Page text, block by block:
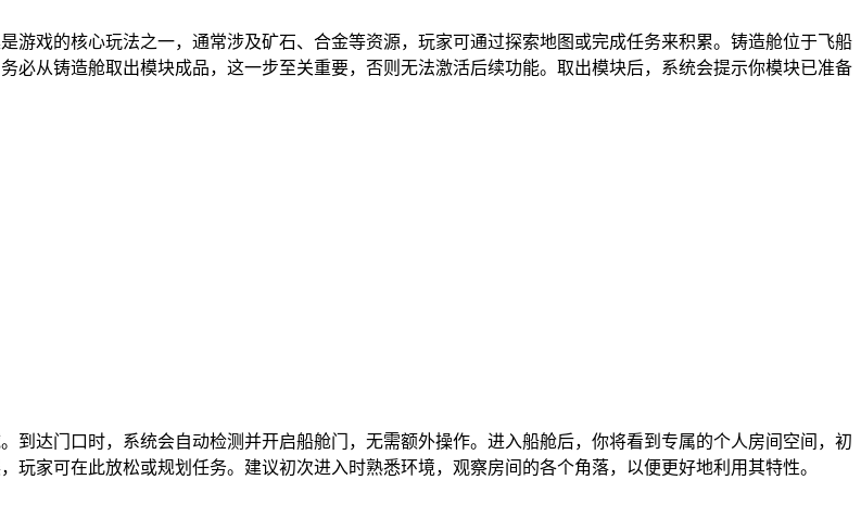
游戏的核心玩法之一，通常涉及矿石、合金等资源，玩家可通过探索地图或完成任务来积累。铸造舱位于飞船
必从铸造舱取出模块成品，这一步至关重要，否则无法激活后续功能。取出模块后，系统会提示你模块已准备
到达门口时，系统会自动检测并开启船舱门，无需额外操作。进入船舱后，你将看到专属的个人房间空间，初
家可在此放松或规划任务。建议初次进入时熟悉环境，观察房间的各个角落，以便更好地利用其特性。